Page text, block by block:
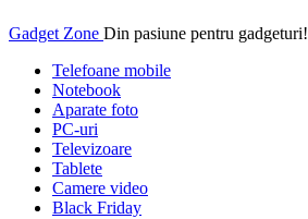
Gadget Zone Din pasiune pentru gadgeturi!
Telefoane mobile
Notebook
Aparate foto
PC-uri
Televizoare
Tablete
Camere video
Black Friday